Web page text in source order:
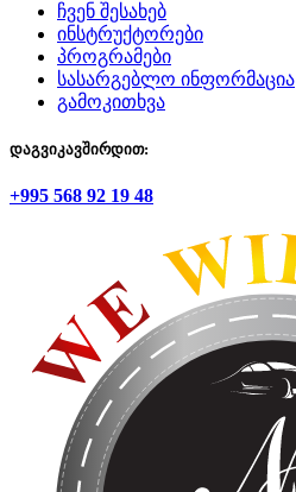
ჩვენ შესახებ
ინსტრუქტორები
პროგრამები
სასარგებლო ინფორმაცია
გამოკითხვა
დაგვიკავშირდით:
+995 568 92 19 48